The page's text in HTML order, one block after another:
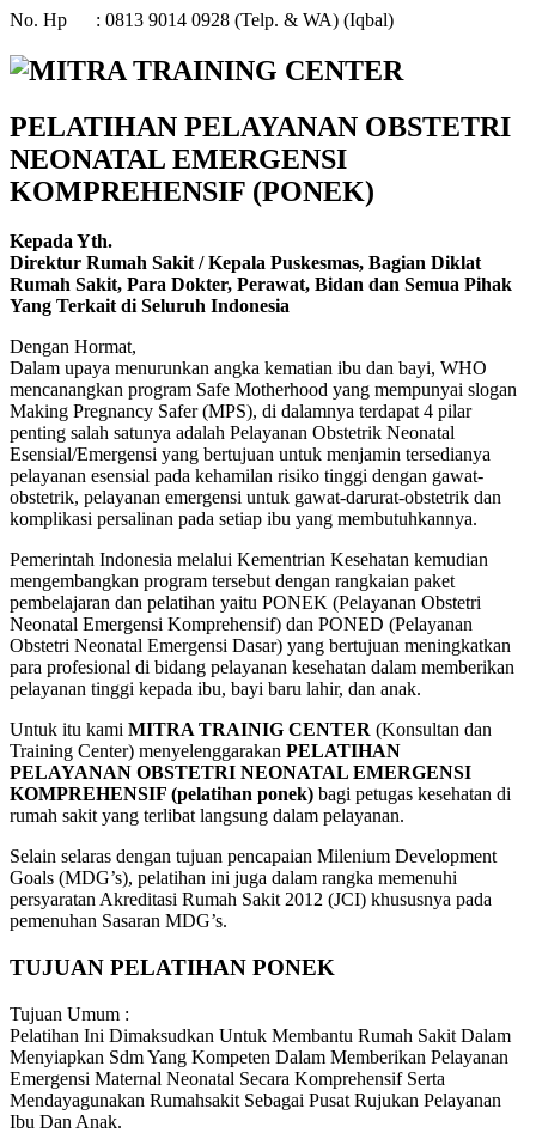
No. Hp : 0813 9014 0928 (Telp. & WA) (Iqbal)
PELATIHAN PELAYANAN OBSTETRI
NEONATAL EMERGENSI
KOMPREHENSIF (PONEK)
Kepada Yth.
Direktur Rumah Sakit / Kepala Puskesmas, Bagian Diklat
Rumah Sakit, Para Dokter, Perawat, Bidan dan Semua Pihak
Yang Terkait di Seluruh Indonesia
Dengan Hormat,
Dalam upaya menurunkan angka kematian ibu dan bayi, WHO
mencanangkan program Safe Motherhood yang mempunyai slogan
Making Pregnancy Safer (MPS), di dalamnya terdapat 4 pilar
penting salah satunya adalah Pelayanan Obstetrik Neonatal
Esensial/Emergensi yang bertujuan untuk menjamin tersedianya
pelayanan esensial pada kehamilan risiko tinggi dengan gawat-
obstetrik, pelayanan emergensi untuk gawat-darurat-obstetrik dan
komplikasi persalinan pada setiap ibu yang membutuhkannya.
Pemerintah Indonesia melalui Kementrian Kesehatan kemudian
mengembangkan program tersebut dengan rangkaian paket
pembelajaran dan pelatihan yaitu PONEK (Pelayanan Obstetri
Neonatal Emergensi Komprehensif) dan PONED (Pelayanan
Obstetri Neonatal Emergensi Dasar) yang bertujuan meningkatkan
para profesional di bidang pelayanan kesehatan dalam memberikan
pelayanan tinggi kepada ibu, bayi baru lahir, dan anak.
Untuk itu kami MITRA TRAINIG CENTER (Konsultan dan
Training Center) menyelenggarakan PELATIHAN
PELAYANAN OBSTETRI NEONATAL EMERGENSI
KOMPREHENSIF (pelatihan ponek) bagi petugas kesehatan di
rumah sakit yang terlibat langsung dalam pelayanan.
Selain selaras dengan tujuan pencapaian Milenium Development
Goals (MDG’s), pelatihan ini juga dalam rangka memenuhi
persyaratan Akreditasi Rumah Sakit 2012 (JCI) khususnya pada
pemenuhan Sasaran MDG’s.
TUJUAN PELATIHAN PONEK
Tujuan Umum :
Pelatihan Ini Dimaksudkan Untuk Membantu Rumah Sakit Dalam
Menyiapkan Sdm Yang Kompeten Dalam Memberikan Pelayanan
Emergensi Maternal Neonatal Secara Komprehensif Serta
Mendayagunakan Rumahsakit Sebagai Pusat Rujukan Pelayanan
Ibu Dan Anak.